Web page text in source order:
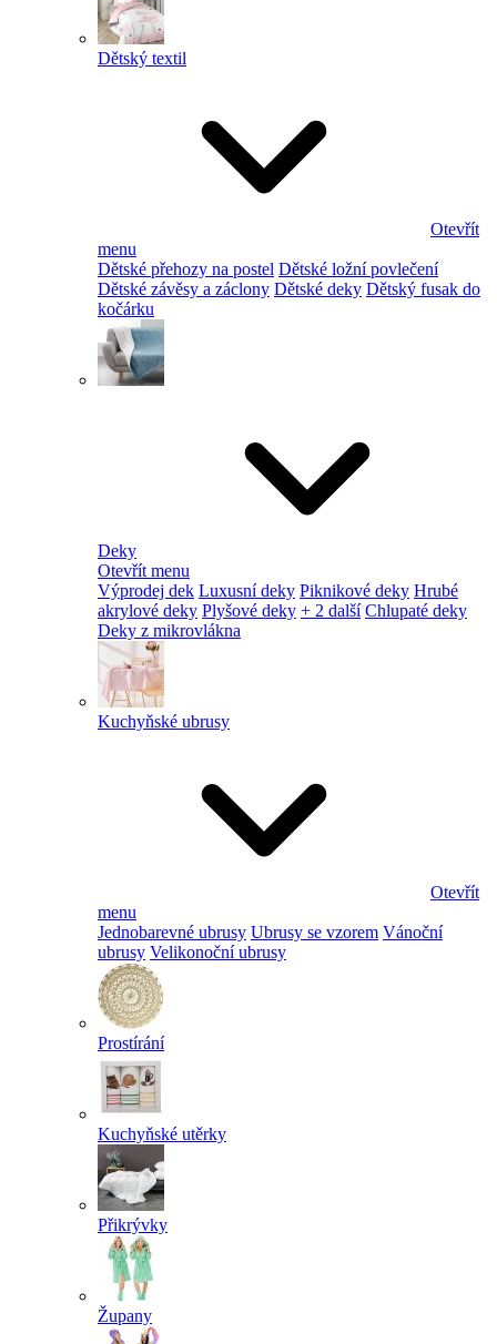
Dětský textil
Otevřít
menu
Dětské přehozy na postel Dětské ložní povlečení
Dětské závěsy a záclony Dětské deky Dětský fusak do
kočárku
Deky
Otevřít menu
Výprodej dek Luxusní deky Piknikové deky Hrubé
akrylové deky Plyšové deky + 2 další Chlupaté deky
Deky z mikrovlákna
Kuchyňské ubrusy
Otevřít
menu
Jednobarevné ubrusy Ubrusy se vzorem Vánoční
ubrusy Velikonoční ubrusy
Prostírání
Kuchyňské utěrky
Přikrývky
Župany